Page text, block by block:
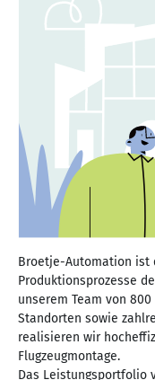
Broetje-Automation ist
Produktionsprozesse
unserem Team von
Standorten sowie
realisieren wir
Flugzeugmontage.
Das Leistungsportfolio